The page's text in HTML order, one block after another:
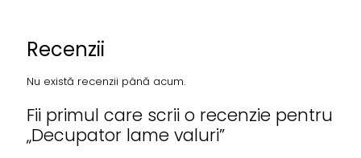
Recenzii
Nu există recenzii până acum.
Fii primul care scrii o recenzie pentru
„Decupator lame valuri”